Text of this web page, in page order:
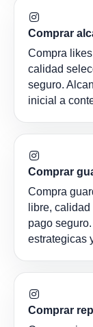
Comprar
Compra
calidad
seguro.
inicial a
Comprar
Compra
libre,
pago
estrategicas
Comprar